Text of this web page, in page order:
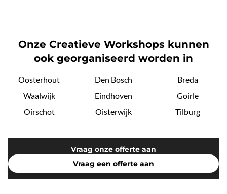
Onze Creatieve Workshops kunnen
ook georganiseerd worden in
Oosterhout Den Bosch
Breda
Waalwijk
Eindhoven
Goirle
Oirschot
Oisterwijk Tilburg
Vraag onze offerte aan
Vraag een offerte aan